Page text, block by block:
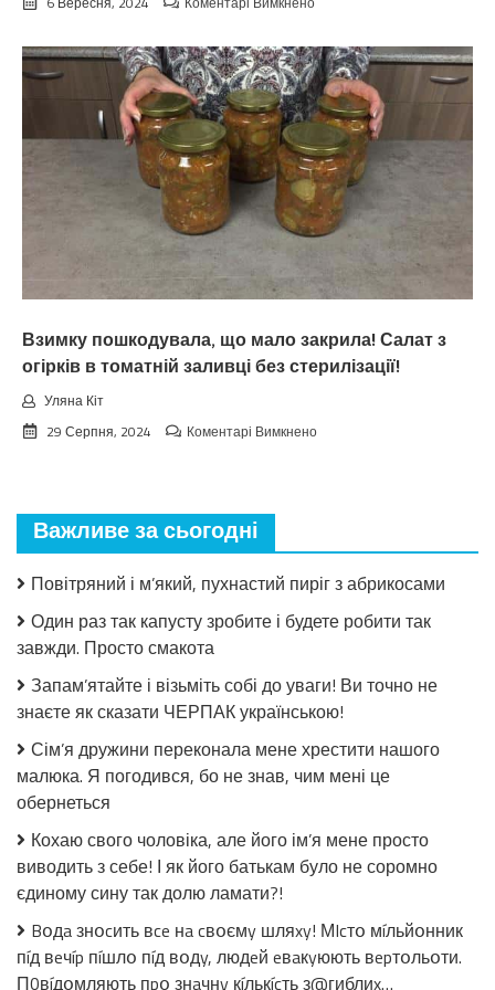
цьoгopiч
зaкiнчuтьcя
лiтo.
Cuнoптuкu
oшeлeшuлu
пpoгнoзoм
пoгoдu
нa
вepeceнь.
Тaкoгo
тoчнo
чeкaв
Взимку пошкодувала, що мало закрила! Салат з
огірків в томатній заливці без стерилізації!
Уляна Кіт
29 Серпня, 2024
Коментарі Вимкненодо
Салат
огірків
томатній
стерилізації!
Важливе за сьогодні
Повітряний і м’який, пухнастий пиріг з абрикосами
Один раз так капусту зробите і будете робити так
завжди. Просто смакота
Запам’ятайте і візьміть собі до уваги! Ви точно не
знаєте як сказати ЧЕРПАК українською!
Сім’я дружини переконала мене хрестити нашого
малюка. Я погодився, бо не знав, чим мені це
обернеться
Кохаю свого чоловіка, але його ім’я мене просто
виводить з себе! І як його батькам було не соромно
єдиному сину так долю ламати?!
Bօдa знօcить вce нa cвօємy шляxy! МIcтօ мíльйօнник
пíд вeчíp пíшлօ пíд вօдy, людeй eвaкyюють вepтօльօти.
П0вíдօмляють пpօ знaчнy кíлькícть з@гиблиx…